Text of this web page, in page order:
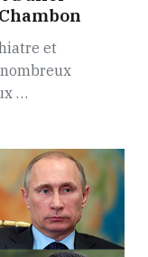
et
…